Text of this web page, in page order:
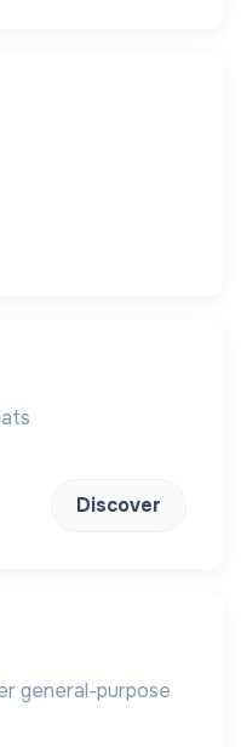
Discover
general-purpose